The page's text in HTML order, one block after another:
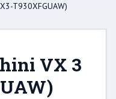
T930XFGUAW)
VX 3